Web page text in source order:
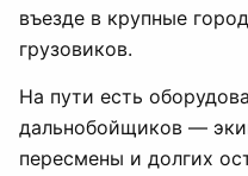
въезде в крупные
грузовиков.
На пути есть
дальнобойщиков —
пересмены и долгих